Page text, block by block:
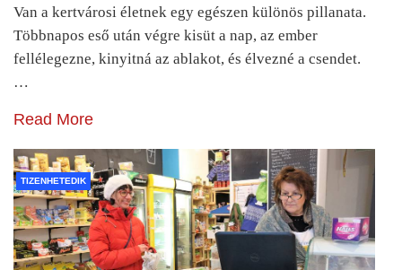
Van a kertvárosi életnek egy egészen különös pillanata.
Többnapos eső után végre kisüt a nap, az ember
fellélegezne, kinyitná az ablakot, és élvezné a csendet.
…
Read More
TIZENHETEDIK